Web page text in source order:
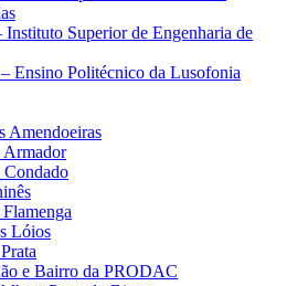
Superior de Engenharia de
Ensino Politécnico da Lusofonia
Amendoeiras
Lóios
e Bairro da PRODAC